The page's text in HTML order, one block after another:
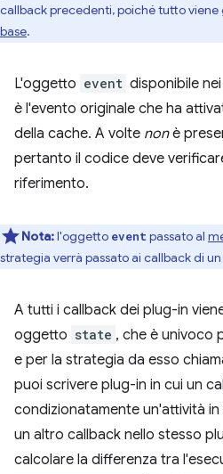
callback precedenti, poiché tutto viene
base.
L'oggetto event disponibile
è l'evento originale che ha
della cache. A volte nonè
pertanto il codice deve
riferimento.
Nota:l'oggetto event passato al
strategia verrà passato ai callback di
A tutti i callback dei plug-in
oggetto state , che è univoco
e per la strategia da esso
puoi scrivere plug-in in cui un
condizionatamente un'attività
un altro callback nello stesso
calcolare la differenza tra